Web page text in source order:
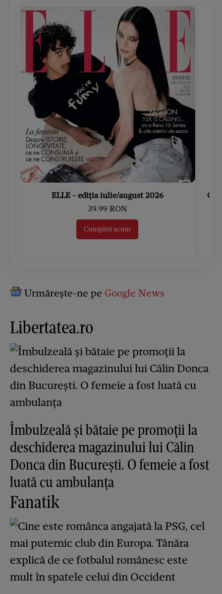
ELLE - ediția iulie/august 2026
39.99 RON
Cumpără acum
Urmărește-ne pe Google News
Libertatea.ro
Îmbulzeală și bătaie pe promoții la
deschiderea magazinului lui Călin
Donca din București. O femeie a fost
luată cu ambulanța
Fanatik